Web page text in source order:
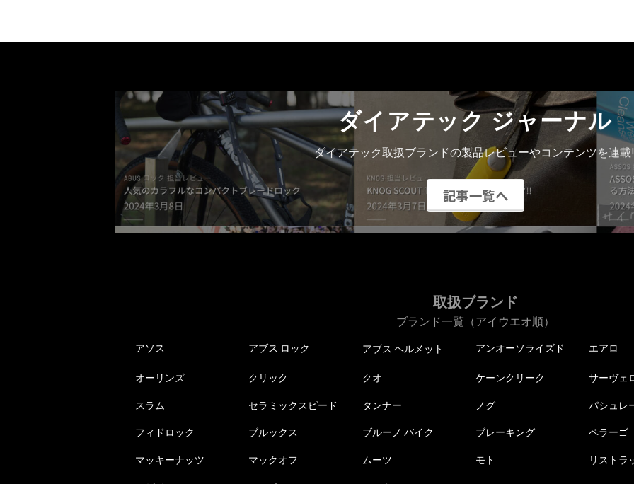
品
複
数
の
バ
エ
ー
シ
す。
プ
シ
ン
商
ダイアテック ジャーナル
ダイアテック取扱ブランドの製品レビューやコンテンツを連載
記事一覧へ
取扱ブランド
ブランド一覧（アイウエオ順）
アソス アブス ロック アブス ヘルメット アンオーソライズド エアロ
オーリンズ クリック クオ ケーンクリーク サーヴェ
スラム セラミックスピード タンナー ノグ パシュレ
フィドロック ブルックス ブルーノ バイク ブレーキング ペラーゴ
マッキーナッツ マックオフ ムーツ モト リストラ